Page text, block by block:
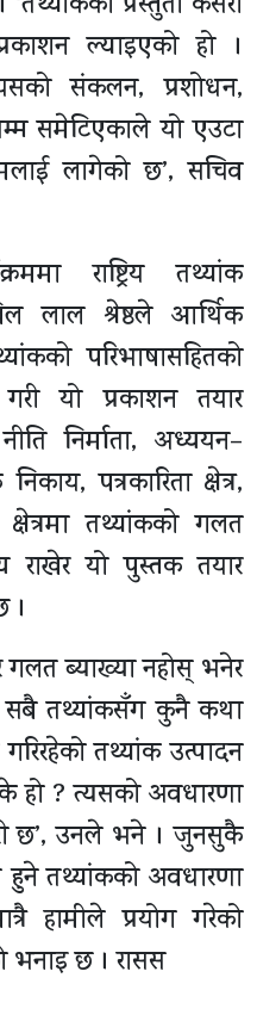
ल्याइएको हो ।
संकलन, प्रशोधन,
समेटिएकाले यो एउटा
लागेको छ’, सचिव
राष्ट्रिय तथ्यांक
लाल श्रेष्ठले आर्थिक
परिभाषासहितको
यो प्रकाशन तयार
निर्माता, अध्ययन–
पत्रकारिता क्षेत्र,
क्षेत्रमा तथ्यांकको गलत
राखेर यो पुस्तक तयार
।
गलत ब्याख्या नहोस् भनेर
सबै तथ्यांकसँग कुनै कथा
तथ्यांक उत्पादन
हो ? त्यसको अवधारणा
छ’, उनले भने । जुनसुकै
हुने तथ्यांकको अवधारणा
हामीले प्रयोग गरेको
भनाइ छ । रासस